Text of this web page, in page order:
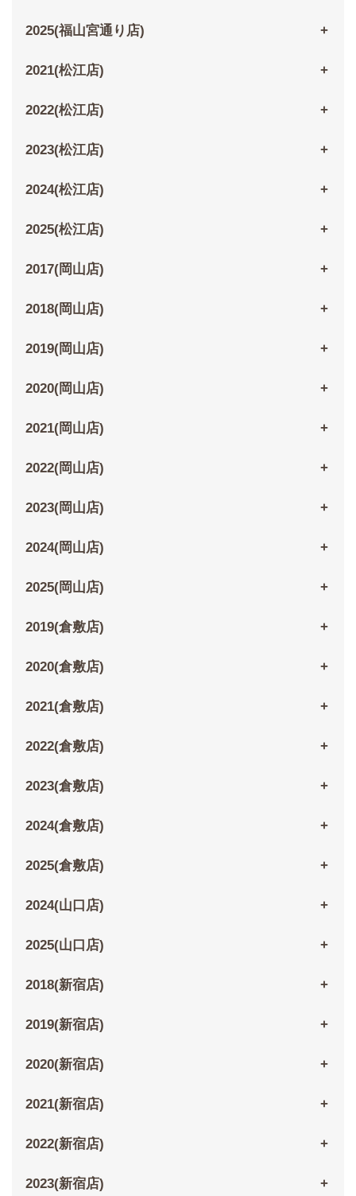
2025(福山宮通り店)
2021(松江店)
2022(松江店)
2023(松江店)
2024(松江店)
2025(松江店)
2017(岡山店)
2018(岡山店)
2019(岡山店)
2020(岡山店)
2021(岡山店)
2022(岡山店)
2023(岡山店)
2024(岡山店)
2025(岡山店)
2019(倉敷店)
2020(倉敷店)
2021(倉敷店)
2022(倉敷店)
2023(倉敷店)
2024(倉敷店)
2025(倉敷店)
2024(山口店)
2025(山口店)
2018(新宿店)
2019(新宿店)
2020(新宿店)
2021(新宿店)
2022(新宿店)
2023(新宿店)